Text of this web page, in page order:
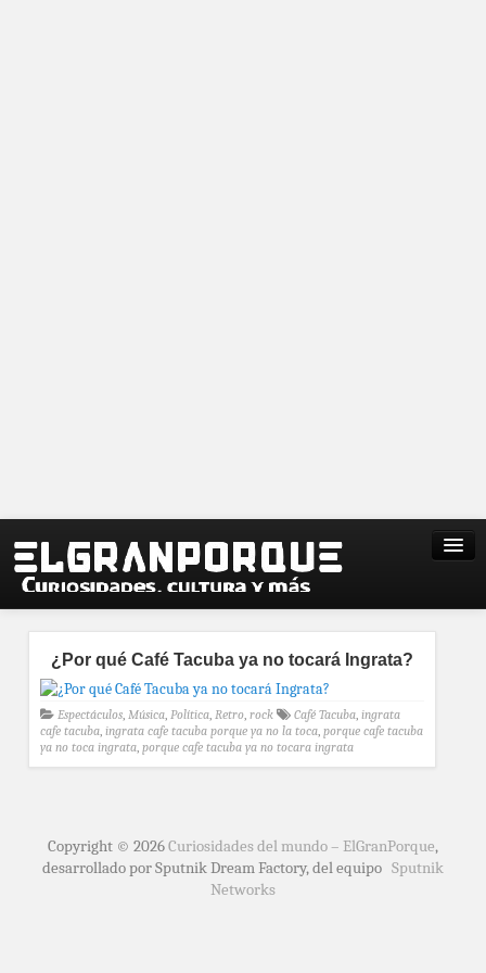
¿Por qué Café Tacuba ya no tocará Ingrata?
Espectáculos, Música, Política, Retro, rock Café Tacuba, ingrata
cafe tacuba, ingrata cafe tacuba porque ya no la toca, porque cafe tacuba
ya no toca ingrata, porque cafe tacuba ya no tocara ingrata
Copyright © 2026Curiosidades del mundo – ElGranPorque,
desarrollado por Sputnik Dream Factory, del equipo Sputnik
Networks